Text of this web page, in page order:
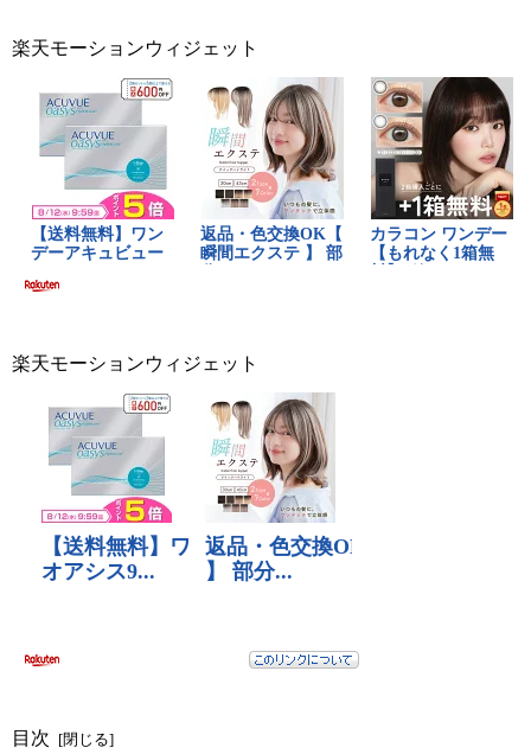
楽天モーションウィジェット
楽天モーションウィジェット
目次